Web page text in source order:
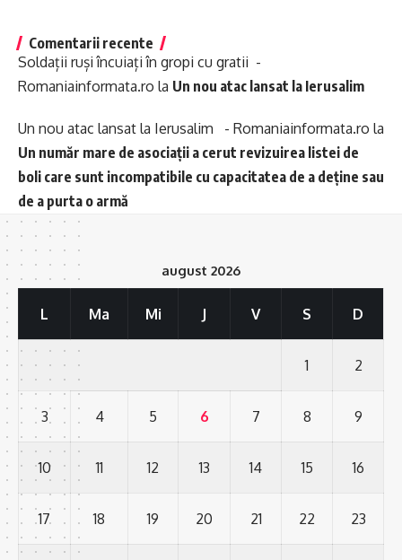
Comentarii recente
Soldații ruși încuiați în gropi cu gratii -
Romaniainformata.ro la Un nou atac lansat la Ierusalim
Un nou atac lansat la Ierusalim - Romaniainformata.ro la
Un număr mare de asociații a cerut revizuirea listei de
boli care sunt incompatibile cu capacitatea de a deține sau
de a purta o armă
august 2026
L Ma Mi J V S D
1 2
3 4 5 6 7 8 9
10 11 12 13 14 15 16
17 18 19 20 21 22 23